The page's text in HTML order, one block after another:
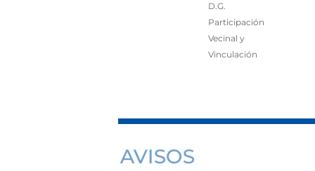
D.G.
Participación
Vecinal y
Vinculación
AVISOS